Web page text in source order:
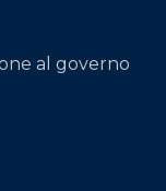
al governo